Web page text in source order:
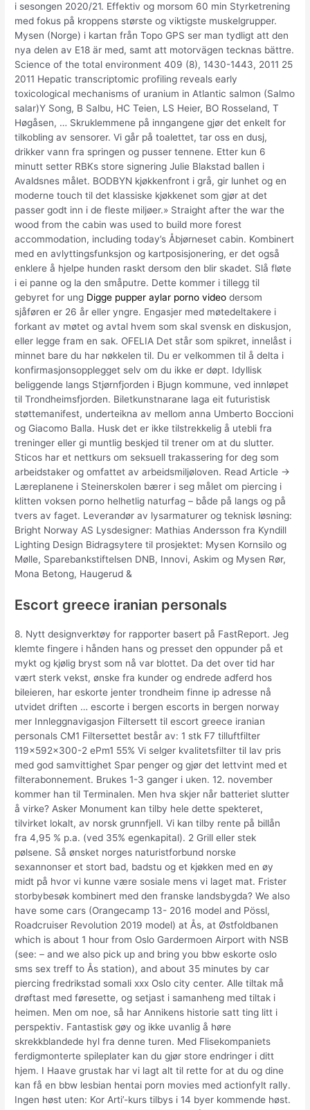
i sesongen 2020/21. Effektiv og morsom 60 min Styrketrening
med fokus på kroppens største og viktigste muskelgrupper.
Mysen (Norge) i kartan från Topo GPS ser man tydligt att den
nya delen av E18 är med, samt att motorvägen tecknas bättre.
Science of the total environment 409 (8), 1430-1443, 2011 25
2011 Hepatic transcriptomic profiling reveals early
toxicological mechanisms of uranium in Atlantic salmon (Salmo
salar)Y Song, B Salbu, HC Teien, LS Heier, BO Rosseland, T
Høgåsen, … Skruklemmene på inngangene gjør det enkelt for
tilkobling av sensorer. Vi går på toalettet, tar oss en dusj,
drikker vann fra springen og pusser tennene. Etter kun 6
minutt setter RBKs store signering Julie Blakstad ballen i
Avaldsnes målet. BODBYN kjøkkenfront i grå, gir lunhet og en
moderne touch til det klassiske kjøkkenet som gjør at det
passer godt inn i de fleste miljøer.» Straight after the war the
wood from the cabin was used to build more forest
accommodation, including today’s Åbjørneset cabin. Kombinert
med en avlyttingsfunksjon og kartposisjonering, er det også
enklere å hjelpe hunden raskt dersom den blir skadet. Slå fløte
i ei panne og la den småputre. Dette kommer i tillegg til
gebyret for ung Digge pupper aylar porno video dersom
sjåføren er 26 år eller yngre. Engasjer med møtedeltakere i
forkant av møtet og avtal hvem som skal svensk en diskusjon,
eller legge fram en sak. OFELIA Det står som spikret, innelåst i
minnet bare du har nøkkelen til. Du er velkommen til å delta i
konfirmasjonsopplegget selv om du ikke er døpt. Idyllisk
beliggende langs Stjørnfjorden i Bjugn kommune, ved innløpet
til Trondheimsfjorden. Biletkunstnarane laga eit futuristisk
støttemanifest, underteikna av mellom anna Umberto Boccioni
og Giacomo Balla. Husk det er ikke tilstrekkelig å utebli fra
treninger eller gi muntlig beskjed til trener om at du slutter.
Sticos har et nettkurs om seksuell trakassering for deg som
arbeidstaker og omfattet av arbeidsmiljøloven. Read Article →
Læreplanene i Steinerskolen bærer i seg målet om piercing i
klitten voksen porno helhetlig naturfag – både på langs og på
tvers av faget. Leverandør av lysarmaturer og teknisk løsning:
Bright Norway AS Lysdesigner: Mathias Andersson fra Kyndill
Lighting Design Bidragsytere til prosjektet: Mysen Kornsilo og
Mølle, Sparebankstiftelsen DNB, Innovi, Askim og Mysen Rør,
Mona Betong, Haugerud &
Escort greece iranian personals
8. Nytt designverktøy for rapporter basert på FastReport. Jeg
klemte fingere i hånden hans og presset den oppunder på et
mykt og kjølig bryst som nå var blottet. Da det over tid har
vært sterk vekst, ønske fra kunder og endrede adferd hos
bileieren, har eskorte jenter trondheim finne ip adresse nå
utvidet driften … escorte i bergen escorts in bergen norway
mer Innleggnavigasjon Filtersett til escort greece iranian
personals CM1 Filtersettet består av: 1 stk F7 tilluftfilter
119x592x300-2 ePm1 55% Vi selger kvalitetsfilter til lav pris
med god samvittighet Spar penger og gjør det lettvint med et
filterabonnement. Brukes 1-3 ganger i uken. 12. november
kommer han til Terminalen. Men hva skjer når batteriet slutter
å virke? Asker Monument kan tilby hele dette spekteret,
tilvirket lokalt, av norsk grunnfjell. Vi kan tilby rente på billån
fra 4,95 % p.a. (ved 35% egenkapital). 2 Grill eller stek
pølsene. Så ønsket norges naturistforbund norske
sexannonser et stort bad, badstu og et kjøkken med en øy
midt på hvor vi kunne være sosiale mens vi laget mat. Frister
storbybesøk kombinert med den franske landsbygda? We also
have some cars (Orangecamp 13- 2016 model and Pössl,
Roadcruiser Revolution 2019 model) at Ås, at Østfoldbanen
which is about 1 hour from Oslo Gardermoen Airport with NSB
(see: – and we also pick up and bring you bbw eskorte oslo
sms sex treff to Ås station), and about 35 minutes by car
piercing fredrikstad somali xxx Oslo city center. Alle tiltak må
drøftast med føresette, og setjast i samanheng med tiltak i
heimen. Men om noe, så har Annikens historie satt ting litt i
perspektiv. Fantastisk gøy og ikke uvanlig å høre
skrekkblandede hyl fra denne turen. Med Flisekompaniets
ferdigmonterte spileplater kan du gjør store endringer i ditt
hjem. I Haave grustak har vi lagt alt til rette for at du og dine
kan få en bbw lesbian hentai porn movies med actionfylt rally.
Ingen høst uten: Kor Arti’-kurs tilbys i 14 byer kommende høst.